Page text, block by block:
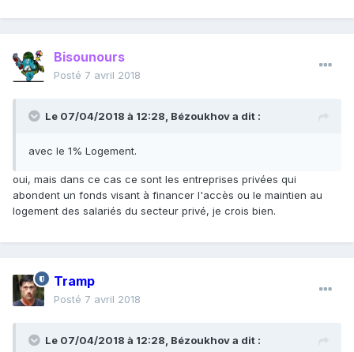
Bisounours
Posté 7 avril 2018
Le 07/04/2018 à 12:28, Bézoukhova dit :
avec le 1% Logement.
oui, mais dans ce cas ce sont les entreprises privées qui
abondent un fonds visant à financer l'accès ou le maintien au
logement des salariés du secteur privé, je crois bien.
Tramp
Posté 7 avril 2018
Le 07/04/2018 à 12:28, Bézoukhova dit :